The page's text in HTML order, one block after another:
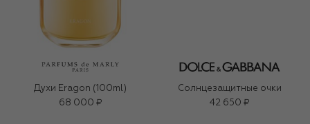
Духи Eragon (100ml)
68 000 ₽
Солнцезащитные очки
42 650 ₽